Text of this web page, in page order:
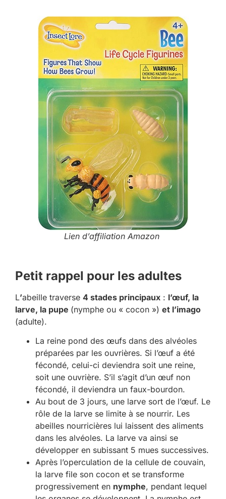
Lien d’affiliation Amazon
Petit rappel pour les adultes
L’abeille traverse 4 stades principaux : l’œuf, la
larve, la pupe (nymphe ou « cocon ») et l’imago
(adulte).
La reine pond des œufs dans des alvéoles
préparées par les ouvrières. Si l’œuf a été
fécondé, celui-ci deviendra soit une reine,
soit une ouvrière. S’il s’agit d’un œuf non
fécondé, il deviendra un faux-bourdon.
Au bout de 3 jours, une larve sort de l’œuf. Le
rôle de la larve se limite à se nourrir. Les
abeilles nourricières lui laissent des aliments
dans les alvéoles. La larve va ainsi se
développer en subissant 5 mues successives.
Après l’operculation de la cellule de couvain,
la larve file son cocon et se transforme
progressivement en nymphe, pendant lequel